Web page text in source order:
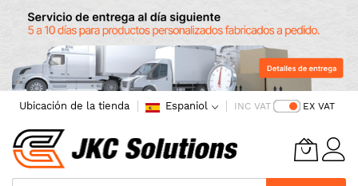
Ubicación de la tienda Espaniol INC VAT EX VAT